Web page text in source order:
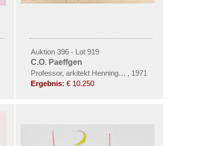
Auktion 396 - Lot 919
C.O. Paeffgen
Professor, arkitekt Henning Larsen
, 1971
Ergebnis: € 10.250